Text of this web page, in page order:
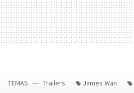
TEMAS Trailers James Wan